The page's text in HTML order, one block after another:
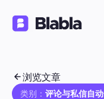
浏览文章
类别： 评论与私信自